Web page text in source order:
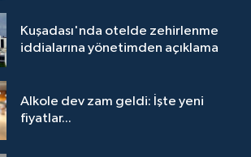
Kuşadası'nda otelde zehirlenme
iddialarına yönetimden açıklama
Alkole dev zam geldi: İşte yeni
fiyatlar...